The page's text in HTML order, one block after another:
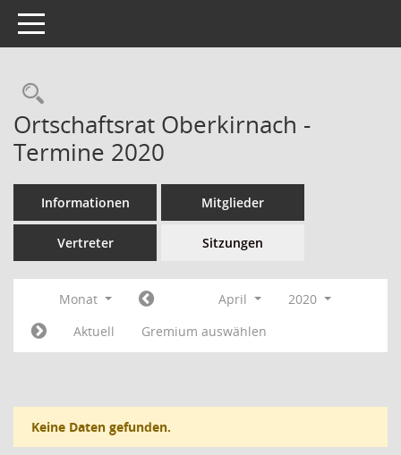
Toggle navigation
Ortschaftsrat Oberkirnach -
Termine 2020
Informationen Mitglieder
Vertreter Sitzungen
Monat April
2020
Aktuell
Gremium auswählen
Keine Daten gefunden.